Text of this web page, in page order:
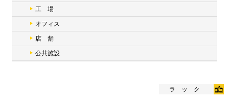
工 場
オフィス
店 舗
公共施設
ラック